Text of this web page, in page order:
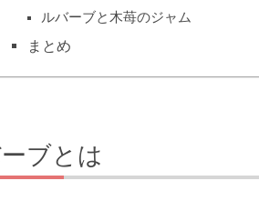
ルバーブと木苺のジャム
まとめ
ブとは